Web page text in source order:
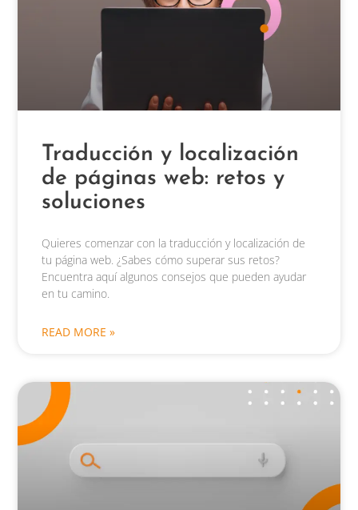
Traducción y localización
de páginas web: retos y
soluciones
Quieres comenzar con la traducción y localización de
tu página web. ¿Sabes cómo superar sus retos?
Encuentra aquí algunos consejos que pueden ayudar
en tu camino.
READ MORE »